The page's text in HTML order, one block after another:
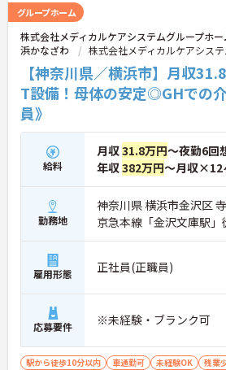
また、年間休日120日以上に加え、初年度
付与とお休みもしっかり確保。24時間保育
されているため、子育て世代の方も安心し
環境になっています。長く安定して働きな
域医療に貢献していきたい方にぴったりの
す。
グループホーム
株式会社メディカルケアシステムグループホ
浜かなざわ
株式会社メディカルケアシステ
【神奈川県／横浜市】月収
T設備！母体の安定◎GHでの
員》
給料
月収31.8万円～夜勤6回
年収382万円～月収×12
勤務地
神奈川県 横浜市金沢区
京急本線「金沢文庫駅」
雇用形態 正社員(正職員)
応募要件 ※未経験・ブランク可
駅から徒歩10分以内 車通勤可 未経験OK 残業